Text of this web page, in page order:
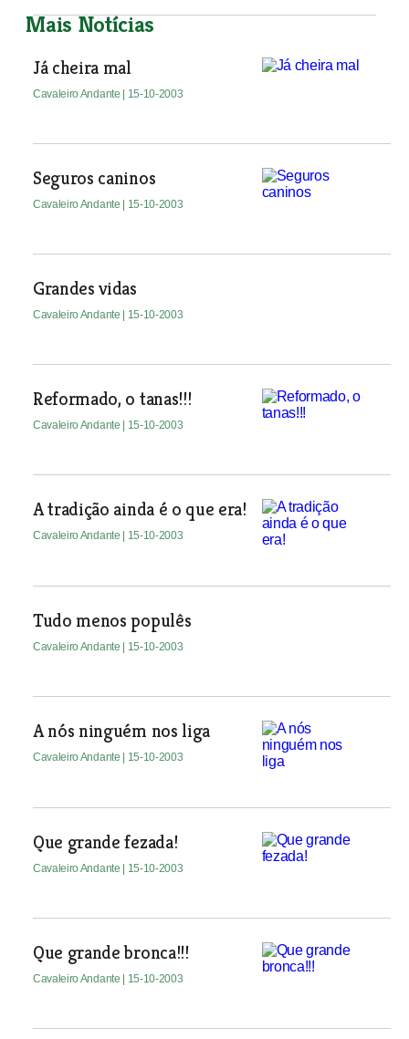
Mais Notícias
Já cheira mal
Cavaleiro Andante | 15-10-2003
Seguros caninos
Cavaleiro Andante | 15-10-2003
Grandes vidas
Cavaleiro Andante | 15-10-2003
Reformado, o tanas!!!
Cavaleiro Andante | 15-10-2003
A tradição ainda é o que era!
Cavaleiro Andante | 15-10-2003
Tudo menos populês
Cavaleiro Andante | 15-10-2003
A nós ninguém nos liga
Cavaleiro Andante | 15-10-2003
Que grande fezada!
Cavaleiro Andante | 15-10-2003
Que grande bronca!!!
Cavaleiro Andante | 15-10-2003